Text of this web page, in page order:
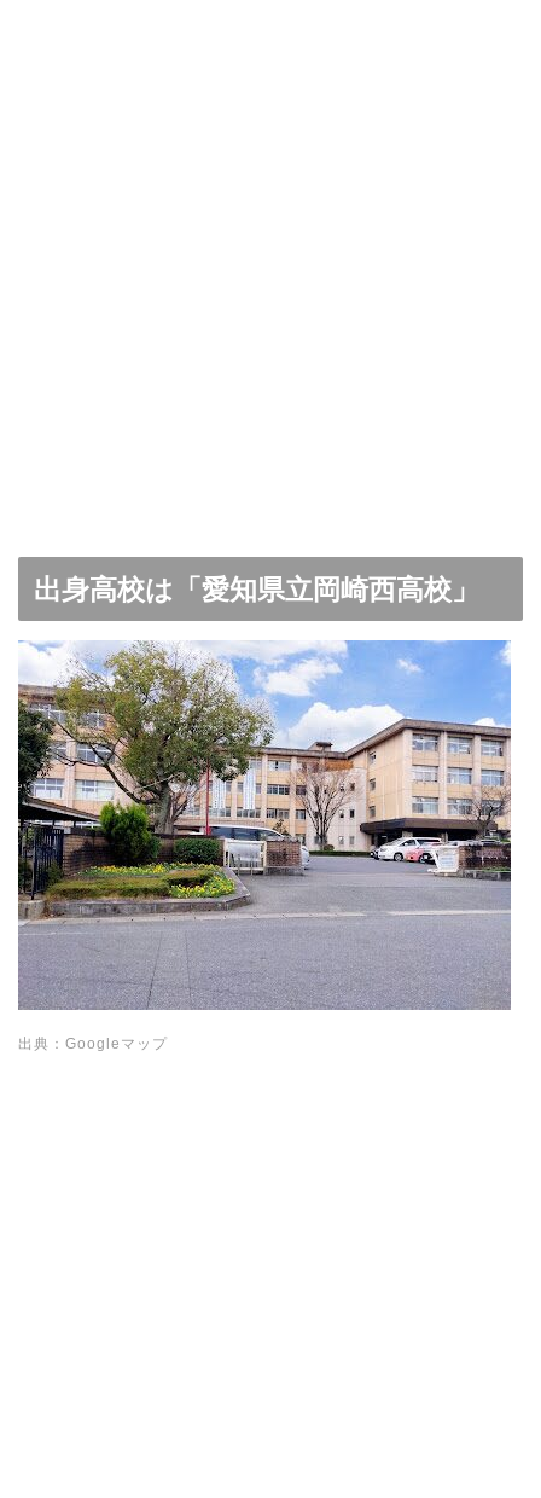
出身高校は「愛知県立岡崎西高校」
出典：Googleマップ